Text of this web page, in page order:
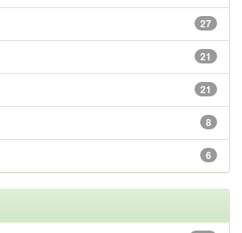
27
21
21
8
6